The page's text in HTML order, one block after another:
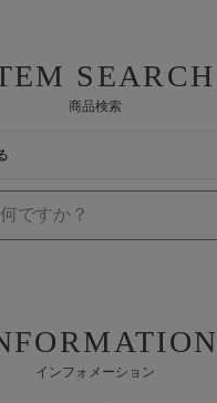
SEARCH
商品検索
インフォメーション